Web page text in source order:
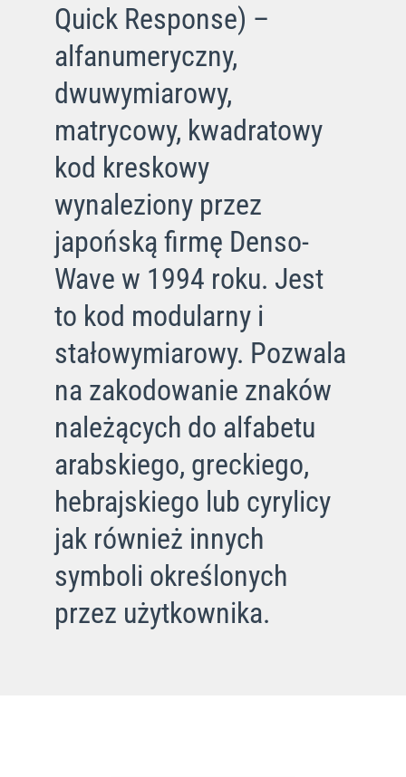
Quick Response) –
alfanumeryczny,
dwuwymiarowy,
matrycowy, kwadratowy
kod kreskowy
wynaleziony przez
japońską firmę Denso-
Wave w 1994 roku. Jest
to kod modularny i
stałowymiarowy. Pozwala
na zakodowanie znaków
należących do alfabetu
arabskiego, greckiego,
hebrajskiego lub cyrylicy
jak również innych
symboli określonych
przez użytkownika.